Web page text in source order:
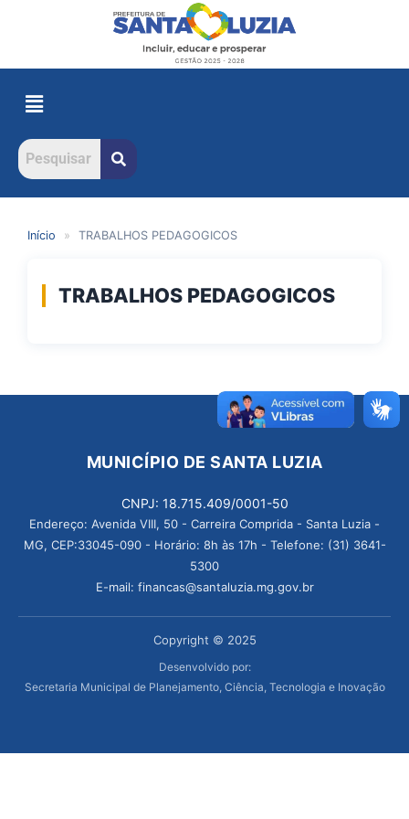
Início » TRABALHOS PEDAGOGICOS
TRABALHOS PEDAGOGICOS
MUNICÍPIO DE SANTA LUZIA
CNPJ: 18.715.409/0001-50
Endereço: Avenida VIII, 50 - Carreira Comprida - Santa Luzia -
MG, CEP:33045-090 - Horário: 8h às 17h - Telefone: (31) 3641-
5300
E-mail: financas@santaluzia.mg.gov.br
Copyright © 2025
Desenvolvido por:
Secretaria Municipal de Planejamento, Ciência, Tecnologia e Inovação